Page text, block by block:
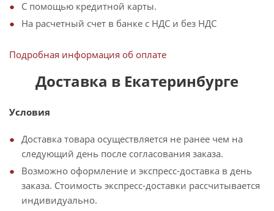
С помощью кредитной карты.
На расчетный счет в банке с НДС и без НДС
Подробная информация об оплате
Доставка в Екатеринбурге
Условия
Доставка товара осуществляется не ранее чем на
следующий день после согласования заказа.
Возможно оформление и экспресс-доставка в день
заказа. Стоимость экспресс-доставки рассчитывается
индивидуально.